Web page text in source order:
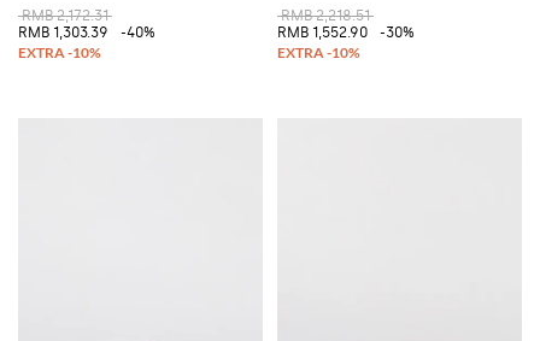
RMB 2,172.31
RMB 1,303.39
-40%
RMB 2,218.51
RMB 1,552.90
-30%